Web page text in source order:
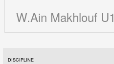
W.Ain Makhlouf
DISCIPLINE